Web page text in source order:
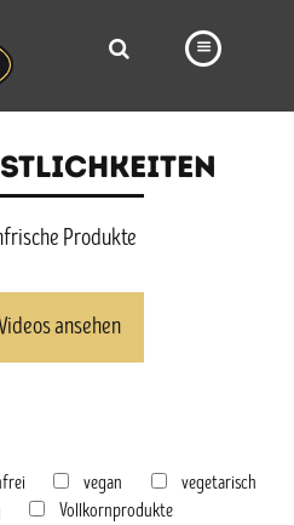
FILIALEN
Produkte
ansehen
vegan
vegetarisch
Vollkornprodukte